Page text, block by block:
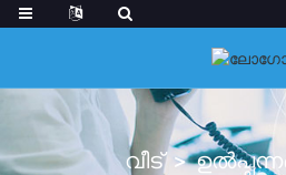
വീട്